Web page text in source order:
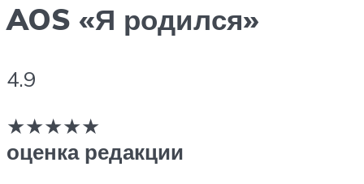
AOS «Я родился»
4.9
★★★★★
оценка редакции